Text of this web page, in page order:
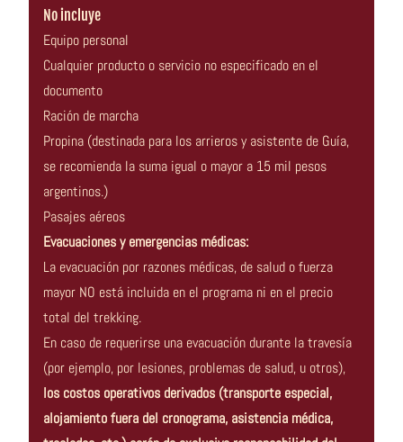
No incluye
Equipo personal
Cualquier producto o servicio no especificado en el
documento
Ración de marcha
Propina (destinada para los arrieros y asistente de Guía,
se recomienda la suma igual o mayor a 15 mil pesos
argentinos.)
Pasajes aéreos
Evacuaciones y emergencias médicas:
La evacuación por razones médicas, de salud o fuerza
mayor NO está incluida en el programa ni en el precio
total del trekking.
En caso de requerirse una evacuación durante la travesía
(por ejemplo, por lesiones, problemas de salud, u otros),
los costos operativos derivados (transporte especial,
alojamiento fuera del cronograma, asistencia médica,